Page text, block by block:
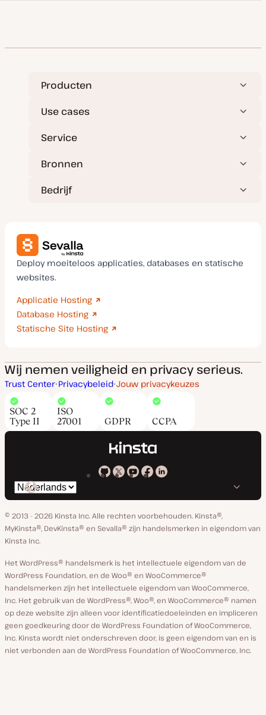
Producten
Use cases
Service
Bronnen
Bedrijf
Deploy moeiteloos applicaties, databases en statische
websites.
Applicatie Hosting
Database Hosting
Statische Site Hosting
Wij nemen veiligheid en privacy serieus.
Trust Center Privacybeleid Jouw privacykeuzes
SOC 2
Type II
ISO
27001
GDPR CCPA
Kinsta
GitHub
Kinsta
X
Kinsta
YouTube
Kinsta
Facebook
Kinsta
Linkedin
Selecteer
taal
© 2013 - 2026 Kinsta Inc. Alle rechten voorbehouden. Kinsta®,
MyKinsta®, DevKinsta® en Sevalla® zijn handelsmerken in eigendom van
Kinsta Inc.
Het WordPress® handelsmerk is het intellectuele eigendom van de
WordPress Foundation, en de Woo® en WooCommerce®
handelsmerken zijn het intellectuele eigendom van WooCommerce,
Inc. Het gebruik van de WordPress®, Woo®, en WooCommerce® namen
op deze website zijn alleen voor identificatiedoeleinden en impliceren
geen goedkeuring door de WordPress Foundation of WooCommerce,
Inc. Kinsta wordt niet onderschreven door, is geen eigendom van en is
niet verbonden aan de WordPress Foundation of WooCommerce, Inc.